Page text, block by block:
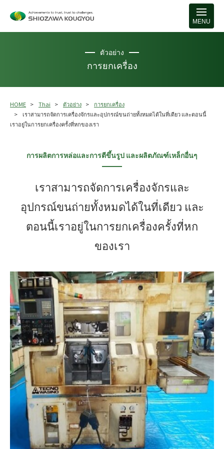
MENU
ตัวอย่าง
การยกเครื่อง
HOME Thai ตัวอย่าง
การยกเครื่อง
เราสามารถจัดการเครื่องจักรและอุปกรณ์ขนถ่ายทั้งหมดได้ในที่เดียว และตอนนี้
เราอยู่ในการยกเครื่องครั้งที่หกของเรา
การผลิตการหล่อและการตีขึ้นรูป และผลิตภัณฑ์เหล็กอื่นๆ
เราสามารถจัดการเครื่องจักรและ
อุปกรณ์ขนถ่ายทั้งหมดได้ในที่เดียว และ
ตอนนี้เราอยู่ในการยกเครื่องครั้งที่หก
ของเรา